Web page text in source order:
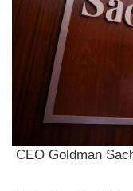
CEO Goldman